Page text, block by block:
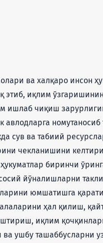
ва халқаро инсон
этиб, иқлим
ишлаб чиқиш
номутаносиб
сув ва табиий
чекланишини
биринчи
йўналишларни
юмшатишга
ҳал қилиш,
иқлим
ушбу ташаббусларни